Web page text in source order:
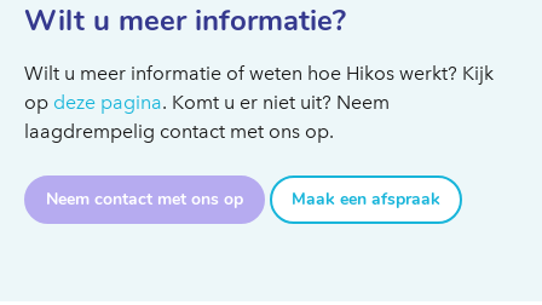
Wilt u meer informatie?
Wilt u meer informatie of weten hoe Hikos werkt? Kijk
op deze pagina. Komt u er niet uit? Neem
laagdrempelig contact met ons op.
Neem contact met ons op Maak een afspraak